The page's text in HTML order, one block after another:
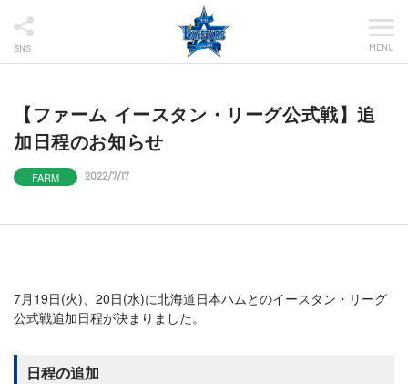
SNS MENU
【ファーム イースタン・リーグ公式戦】追
加日程のお知らせ
FARM 2022/7/17
7月19日(火)、20日(水)に北海道日本ハムとのイースタン・リーグ
公式戦追加日程が決まりました。
日程の追加